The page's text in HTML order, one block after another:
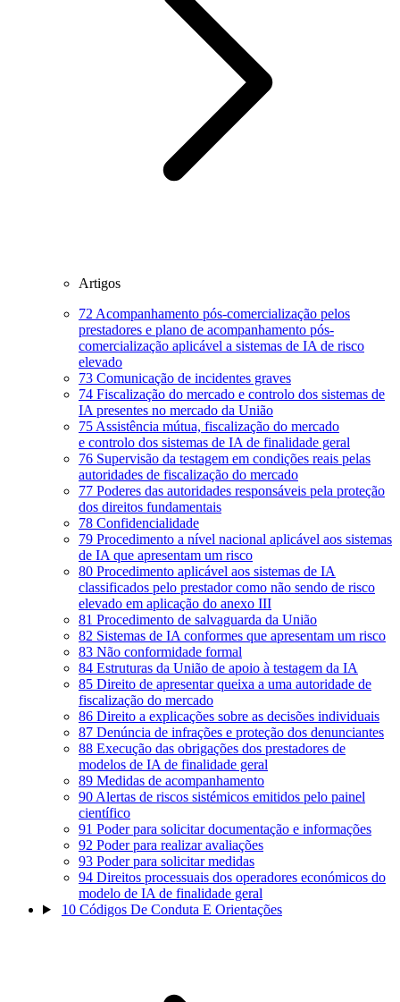
Artigos
72 Acompanhamento pós-comercialização pelos
prestadores e plano de acompanhamento pós-
comercialização aplicável a sistemas de IA de risco
elevado
73 Comunicação de incidentes graves
74 Fiscalização do mercado e controlo dos sistemas de
IA presentes no mercado da União
75 Assistência mútua, fiscalização do mercado
e controlo dos sistemas de IA de finalidade geral
76 Supervisão da testagem em condições reais pelas
autoridades de fiscalização do mercado
77 Poderes das autoridades responsáveis pela proteção
dos direitos fundamentais
78 Confidencialidade
79 Procedimento a nível nacional aplicável aos sistemas
de IA que apresentam um risco
80 Procedimento aplicável aos sistemas de IA
classificados pelo prestador como não sendo de risco
elevado em aplicação do anexo III
81 Procedimento de salvaguarda da União
82 Sistemas de IA conformes que apresentam um risco
83 Não conformidade formal
84 Estruturas da União de apoio à testagem da IA
85 Direito de apresentar queixa a uma autoridade de
fiscalização do mercado
86 Direito a explicações sobre as decisões individuais
87 Denúncia de infrações e proteção dos denunciantes
88 Execução das obrigações dos prestadores de
modelos de IA de finalidade geral
89 Medidas de acompanhamento
90 Alertas de riscos sistémicos emitidos pelo painel
científico
91 Poder para solicitar documentação e informações
92 Poder para realizar avaliações
93 Poder para solicitar medidas
94 Direitos processuais dos operadores económicos do
modelo de IA de finalidade geral
10 Códigos De Conduta E Orientações